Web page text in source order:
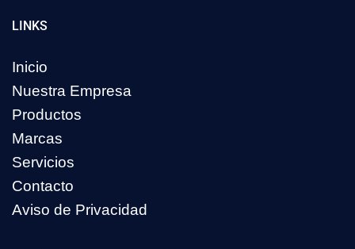
LINKS
Inicio
Nuestra Empresa
Productos
Marcas
Servicios
Contacto
Aviso de Privacidad